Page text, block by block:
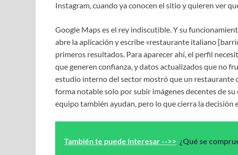
Instagram, cuando ya conocen el sitio y quieren ver
Google Maps es el rey indiscutible. Y su
abre la aplicación y escribe «restaurante italiano
primeros resultados. Para aparecer ahí, el perfil
que generen confianza, y datos actualizados que no
estudio interno del sector mostró que un restaurante
forma notable solo por subir imágenes decentes de
equipo también ayudan, pero lo que cierra la decisión
También te puede interesar -->> ¿Qué se